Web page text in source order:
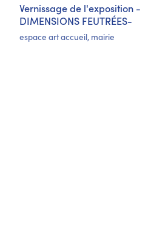
Vernissage de l'exposition -
DIMENSIONS FEUTRÉES-
espace art accueil, mairie